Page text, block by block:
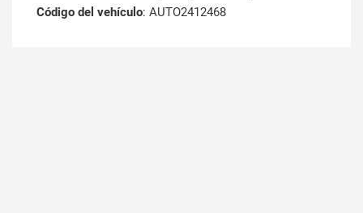
Código del vehículo: AUTO2412468